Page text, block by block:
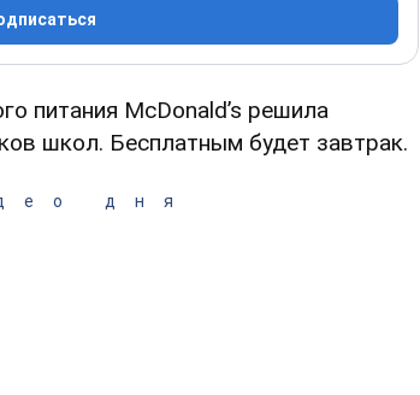
питания McDonald’s решила
школ. Бесплатным будет завтрак.
дня